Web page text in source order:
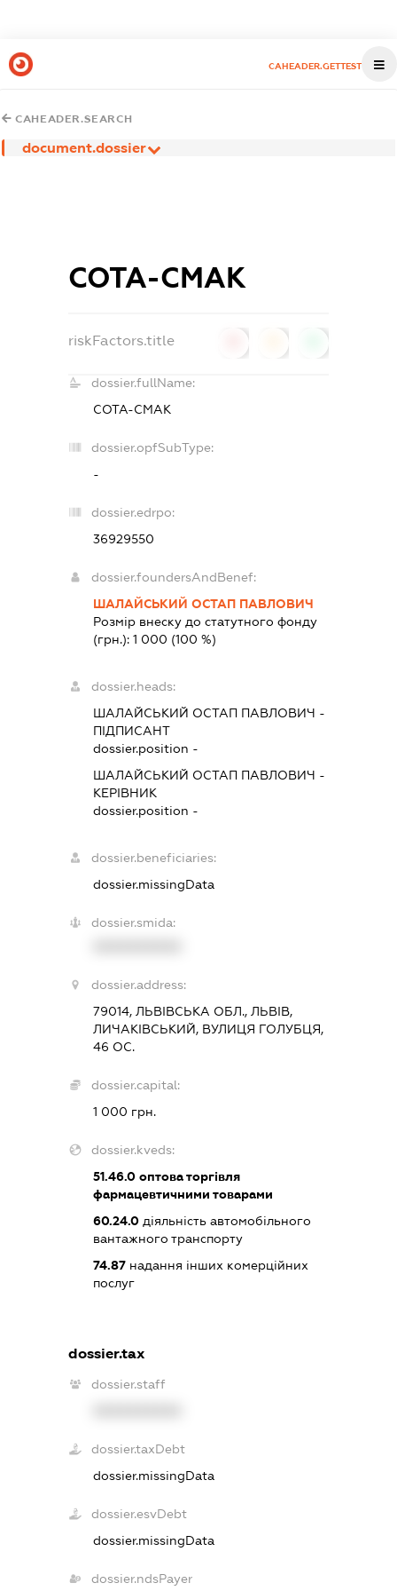
CAHEADER.GETTEST
CAHEADER.SEARCH
document.dossier
СОТА-СМАК
riskFactors.title
dossier.fullName:
СОТА-СМАК
dossier.opfSubType:
-
dossier.edrpo:
36929550
dossier.foundersAndBenef:
ШАЛАЙСЬКИЙ ОСТАП ПАВЛОВИЧ
Розмір внеску до статутного фонду
(грн.):1 000 (100 %)
dossier.heads:
ШАЛАЙСЬКИЙ ОСТАП ПАВЛОВИЧ -
ПІДПИСАНТ
dossier.position -
ШАЛАЙСЬКИЙ ОСТАП ПАВЛОВИЧ -
КЕРІВНИК
dossier.position -
dossier.beneficiaries:
dossier.missingData
dossier.smida:
dossier.address:
79014, ЛЬВІВСЬКА ОБЛ., ЛЬВІВ,
ЛИЧАКІВСЬКИЙ, ВУЛИЦЯ ГОЛУБЦЯ,
46 ОС.
dossier.capital:
1 000 грн.
dossier.kveds:
51.46.0 оптова торгівля
фармацевтичними товарами
60.24.0 діяльність автомобільного
вантажного транспорту
74.87 надання інших комерційних
послуг
dossier.tax
dossier.staff
dossier.taxDebt
dossier.missingData
dossier.esvDebt
dossier.missingData
dossier.ndsPayer